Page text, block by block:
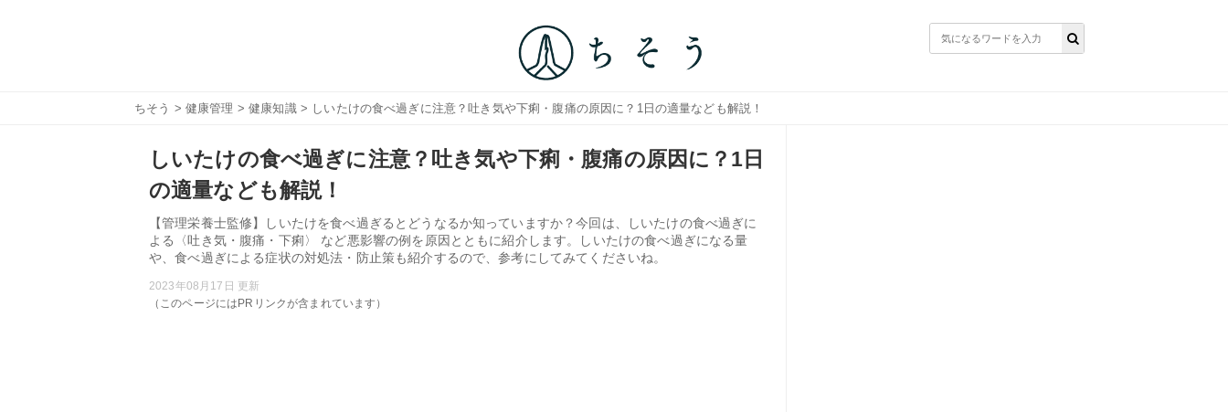
ちそう > 健康管理 >健康知識> しいたけの食べ過ぎに注意？吐き気や下痢・腹痛の原因に？1日の適量なども解説！
しいたけの食べ過ぎに注意？吐き気や下痢・腹痛の原因に？1日
の適量なども解説！
【管理栄養士監修】しいたけを食べ過ぎるとどうなるか知っていますか？今回は、しいたけの食べ過ぎに
よる〈吐き気・腹痛・下痢〉 など悪影響の例を原因とともに紹介します。しいたけの食べ過ぎになる量
や、食べ過ぎによる症状の対処法・防止策も紹介するので、参考にしてみてくださいね。
2023年08月17日 更新
（このページにはPRリンクが含まれています）